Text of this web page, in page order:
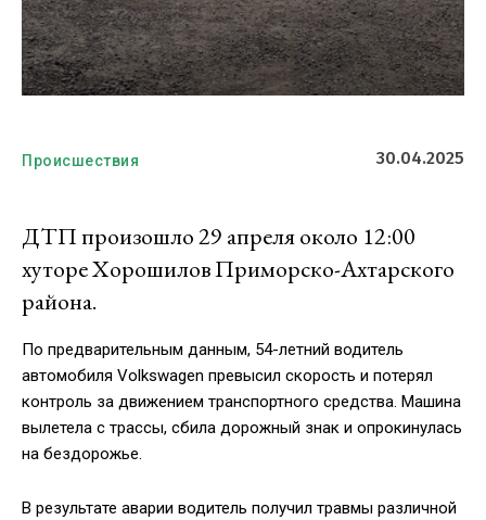
Происшествия 30.04.2025
ДТП произошло 29 апреля около 12:00
хуторе Хорошилов Приморско-Ахтарского
района.
По предварительным данным, 54-летний водитель
автомобиля Volkswagen превысил скорость и потерял
контроль за движением транспортного средства. Машина
вылетела с трассы, сбила дорожный знак и опрокинулась
на бездорожье.
В результате аварии водитель получил травмы различной